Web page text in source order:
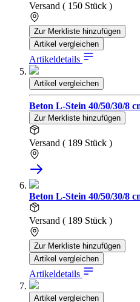
Versand ( 150 Stück )
Zur Merkliste hinzufügen
Artikel vergleichen
Artikeldetails
Artikel vergleichen
Beton L-Stein 40/50/30/8
Zur Merkliste hinzufügen
Versand ( 189 Stück )
Beton L-Stein 40/50/30/8
Versand ( 189 Stück )
Zur Merkliste hinzufügen
Artikel vergleichen
Artikeldetails
Artikel vergleichen